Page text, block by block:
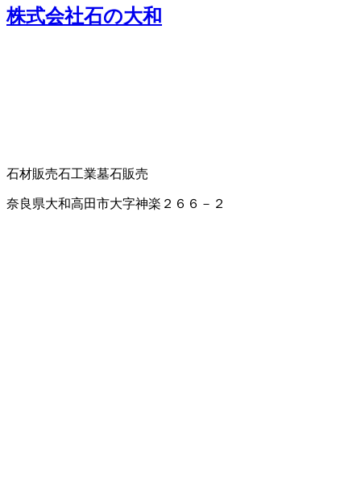
株式会社石の大和
石材販売石工業墓石販売
奈良県大和高田市大字神楽２６６－２